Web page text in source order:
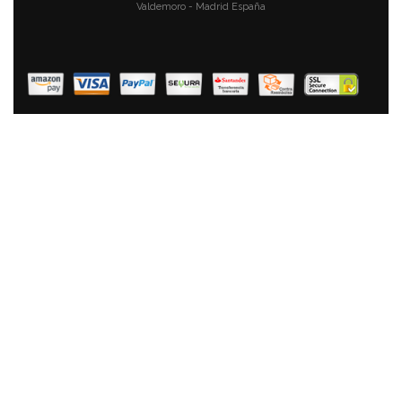
Valdemoro - Madrid España